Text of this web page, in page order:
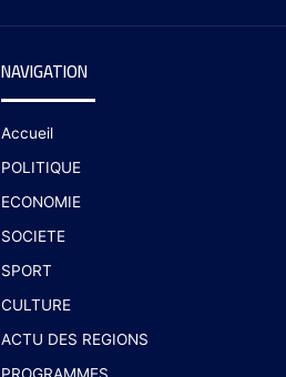
NAVIGATION
Accueil
POLITIQUE
ECONOMIE
SOCIETE
SPORT
CULTURE
ACTU DES REGIONS